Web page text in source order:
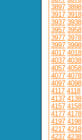
3897 3898
3917 3918
3937 3938
3957 3958
3977 3978
3997 3998
4017 4018
4037 4038
4057 4058
4077 4078
4097 4098
4117 4118
4137 4138
4157 4158
4177 4178
4197 4198
4217 4218
4237 4238